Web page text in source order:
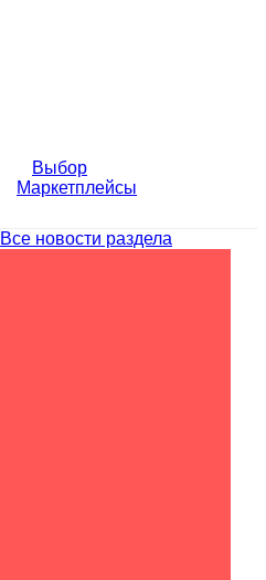
Выбор
Маркетплейсы
Все новости раздела